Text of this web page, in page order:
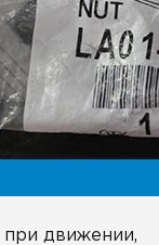
при движении,